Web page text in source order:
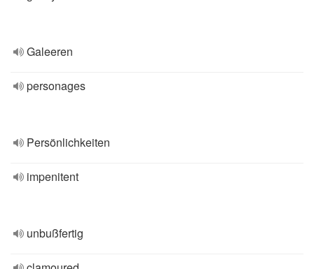
Galeeren
personages
Persönlichkeiten
impenitent
unbußfertig